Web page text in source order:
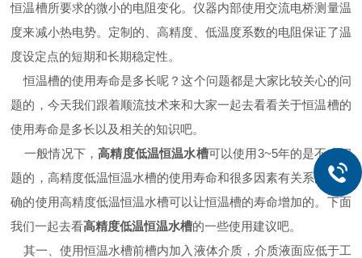
恒温槽所要求的微小的电阻变化。仪器内部使用交流电桥测量温
度来减小热电势。定制的、高精度、低温度系数的电阻保证了温
度设定点的短期和长期稳定性。
恒温槽的使用寿命是多长呢？这个问题都是大家比较关心的问
题的，今天我们跟着顺流技术来和大家一起去看看关于恒温槽的
使用寿命是多长以及相关的知识吧。
一般情况下，高精度低温恒温水槽可以使用3~5年的是不成问
题的，高精度低温恒温水槽的使用寿命和很多因素有关系的，正
确的使用高精度低温恒温水槽可以让恒温槽的寿命增加的。下面
我们一起去看高精度低温恒温水槽的一些使用建议吧。
其一、使用恒温水槽前槽内加入液体介质，介质液面应低于工